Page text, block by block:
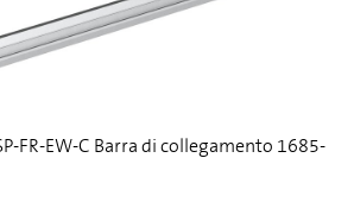
FR-EW-C Barra di collegamento 1685-